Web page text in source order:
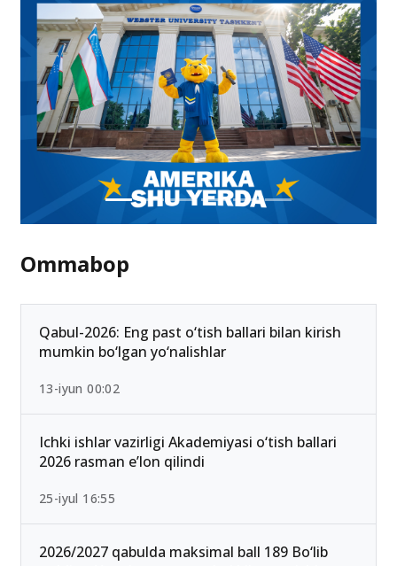
Ommabop
Qabul-2026: Eng past o‘tish ballari bilan kirish
mumkin bo‘lgan yo‘nalishlar
13-iyun 00:02
Ichki ishlar vazirligi Akademiyasi o‘tish ballari
2026 rasman e’lon qilindi
25-iyul 16:55
2026/2027 qabulda maksimal ball 189 Bo‘lib